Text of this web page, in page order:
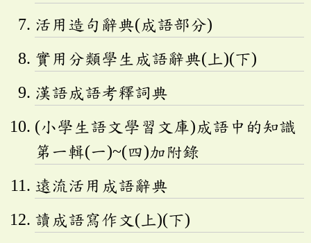
活用造句辭典(成語部分)
實用分類學生成語辭典(上)(下)
漢語成語考釋詞典
(小學生語文學習文庫)成語中的知識
第一輯(一)~(四)加附錄
遠流活用成語辭典
讀成語寫作文(上)(下)